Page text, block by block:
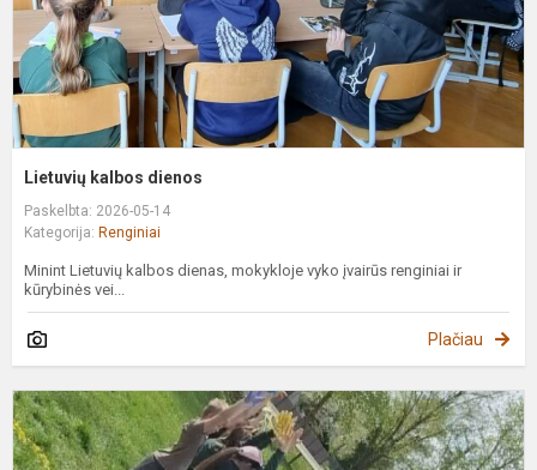
Lietuvių kalbos dienos
Paskelbta: 2026-05-14
Kategorija: Renginiai
Minint Lietuvių kalbos dienas, mokykloje vyko įvairūs renginiai ir
kūrybinės vei...
Plačiau